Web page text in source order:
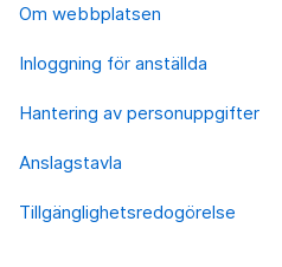
Om webbplatsen
Inloggning för anställda
Hantering av personuppgifter
Anslagstavla
Tillgänglighetsredogörelse